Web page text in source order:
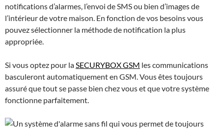
notifications d’alarmes, l’envoi de SMS ou bien d’images de
l’intérieur de votre maison. En fonction de vos besoins vous
pouvez sélectionner la méthode de notification la plus
appropriée.
Si vous optez pour laSECURYBOX GSM les communications
basculeront automatiquement en GSM. Vous êtes toujours
assuré que tout se passe bien chez vous et que votre système
fonctionne parfaitement.